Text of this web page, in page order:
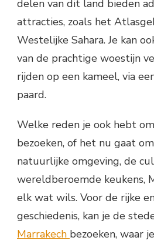
delen van dit land bieden
attracties, zoals het
Westelijke Sahara. Je kan
van de prachtige woestijn
rijden op een kameel, via
paard.
Welke reden je ook hebt
bezoeken, of het nu gaat
natuurlijke omgeving, de
wereldberoemde keukens,
elk wat wils. Voor de rijke
geschiedenis, kan je de
Marrakech bezoeken, waar